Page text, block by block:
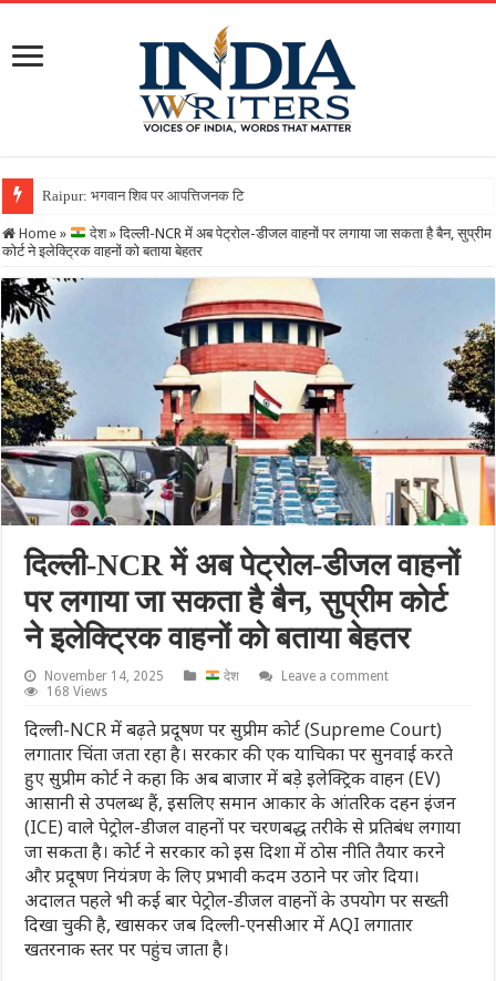
Raipur: भगवान शिव पर आपत्तिजनक टिप्पणी करना पड़ा भारी, क्रिश्चिय
Home » देश » दिल्ली-NCR में अब पेट्रोल-डीजल वाहनों पर लगाया जा सकता है बैन, सुप्रीम
कोर्ट ने इलेक्ट्रिक वाहनों को बताया बेहतर
दिल्ली-NCR में अब पेट्रोल-डीजल वाहनों
पर लगाया जा सकता है बैन, सुप्रीम कोर्ट
ने इलेक्ट्रिक वाहनों को बताया बेहतर
November 14, 2025 देश
Leave a comment
168 Views
दिल्ली-NCR में बढ़ते प्रदूषण पर सुप्रीम कोर्ट (Supreme Court)
लगातार चिंता जता रहा है। सरकार की एक याचिका पर सुनवाई करते
हुए सुप्रीम कोर्ट ने कहा कि अब बाजार में बड़े इलेक्ट्रिक वाहन (EV)
आसानी से उपलब्ध हैं, इसलिए समान आकार के आंतरिक दहन इंजन
(ICE) वाले पेट्रोल-डीजल वाहनों पर चरणबद्ध तरीके से प्रतिबंध लगाया
जा सकता है। कोर्ट ने सरकार को इस दिशा में ठोस नीति तैयार करने
और प्रदूषण नियंत्रण के लिए प्रभावी कदम उठाने पर जोर दिया।
अदालत पहले भी कई बार पेट्रोल-डीजल वाहनों के उपयोग पर सख्ती
दिखा चुकी है, खासकर जब दिल्ली-एनसीआर में AQI लगातार
खतरनाक स्तर पर पहुंच जाता है।